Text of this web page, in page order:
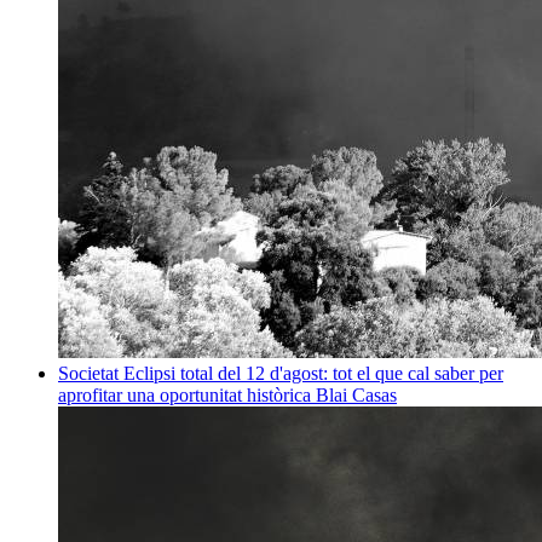
Societat Eclipsi total del 12 d'agost: tot el que cal saber per
aprofitar una oportunitat històrica Blai Casas